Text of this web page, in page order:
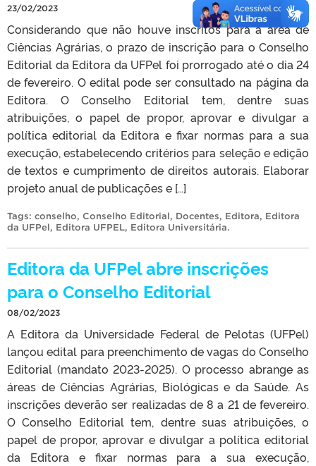
23/02/2023
Considerando que não houve inscritos para a área de
Ciências Agrárias, o prazo de inscrição para o Conselho
Editorial da Editora da UFPel foi prorrogado até o dia 24
de fevereiro. O edital pode ser consultado na página da
Editora. O Conselho Editorial tem, dentre suas
atribuições, o papel de propor, aprovar e divulgar a
política editorial da Editora e fixar normas para a sua
execução, estabelecendo critérios para seleção e edição
de textos e cumprimento de direitos autorais. Elaborar
projeto anual de publicações e […]
Tags: conselho, Conselho Editorial, Docentes, Editora, Editora
da UFPel, Editora UFPEL, Editora Universitária.
Editora da UFPel abre inscrições
para o Conselho Editorial
08/02/2023
A Editora da Universidade Federal de Pelotas (UFPel)
lançou edital para preenchimento de vagas do Conselho
Editorial (mandato 2023-2025). O processo abrange as
áreas de Ciências Agrárias, Biológicas e da Saúde. As
inscrições deverão ser realizadas de 8 a 21 de fevereiro.
O Conselho Editorial tem, dentre suas atribuições, o
papel de propor, aprovar e divulgar a política editorial
da Editora e fixar normas para a sua execução,